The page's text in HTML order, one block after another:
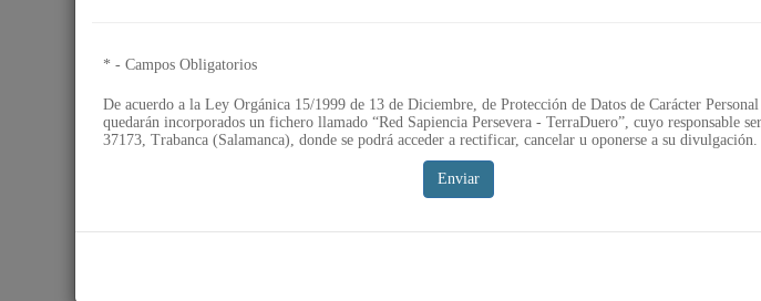
* - Campos Obligatorios
De acuerdo a la Ley Orgánica 15/1999 de 13 de Diciembre, de Protección de Datos de Carácter
quedarán incorporados un fichero llamado “Red Sapiencia Persevera - TerraDuero”, cuyo
37173, Trabanca (Salamanca), donde se podrá acceder a rectificar, cancelar u oponerse a su divulgación.
Enviar